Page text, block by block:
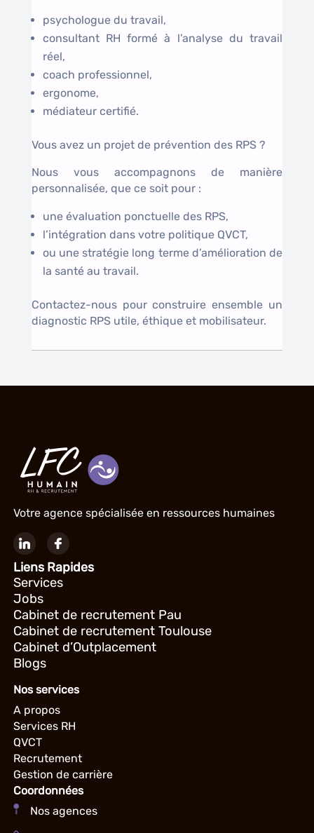
psychologue du travail,
consultant RH formé à l’analyse du travail
réel,
coach professionnel,
ergonome,
médiateur certifié.
Vous avez un projet de prévention des RPS ?
Nous vous accompagnons de manière
personnalisée, que ce soit pour :
une évaluation ponctuelle des RPS,
l’intégration dans votre politique QVCT,
ou une stratégie long terme d’amélioration de
la santé au travail.
Contactez-nous pour construire ensemble un
diagnostic RPS utile, éthique et mobilisateur.
Votre agence spécialisée en ressources humaines
Liens Rapides
Services
Jobs
Cabinet de recrutement Pau
Cabinet de recrutement Toulouse
Cabinet d’Outplacement
Blogs
Nos services
A propos
Services RH
QVCT
Recrutement
Gestion de carrière
Coordonnées
Nos agences